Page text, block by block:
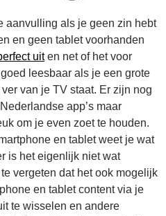
aanvulling als je geen zin hebt
en geen tablet voorhanden
uiten net of het voor
leesbaar als je een grote
van je TV staat. Er zijn nog
app’s maar
om je even zoet te houden.
en tablet weet je wat
is het eigenlijk niet wat
vergeten dat het ook mogelijk
en tablet content via je
te wisselen en andere